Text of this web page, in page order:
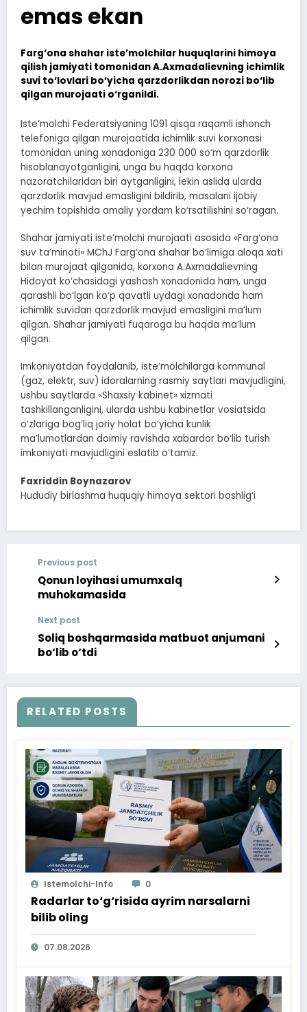
emas ekan
Farg‘ona shahar iste’molchilar huquqlarini himoya
qilish jamiyati tomonidan A.Axmadalievning ichimlik
suvi to‘lovlari bo‘yicha qarzdorlikdan norozi bo‘lib
qilgan murojaati o‘rganildi.
Iste’molchi Federatsiyaning 1091 qisqa raqamli ishonch
telefoniga qilgan murojaatida ichimlik suvi korxonasi
tomonidan uning xonadoniga 230 000 so‘m qarzdorlik
hisoblanayotganligini, unga bu haqda korxona
nazoratchilaridan biri aytganligini, lekin aslida ularda
qarzdorlik mavjud emasligini bildirib, masalani ijobiy
yechim topishida amaliy yordam ko‘rsatilishini so‘ragan.
Shahar jamiyati iste’molchi murojaati asosida «Farg‘ona
suv ta’minoti» MChJ Farg‘ona shahar bo‘limiga aloqa xati
bilan murojaat qilganida, korxona A.Axmadalievning
Hidoyat ko‘chasidagi yashash xonadonida ham, unga
qarashli bo‘lgan ko‘p qavatli uydagi xonadonda ham
ichimlik suvidan qarzdorlik mavjud emasligini ma’lum
qilgan. Shahar jamiyati fuqaroga bu haqda ma’lum
qilgan.
Imkoniyatdan foydalanib, iste’molchilarga kommunal
(gaz, elektr, suv) idoralarning rasmiy saytlari mavjudligini,
ushbu saytlarda «Shaxsiy kabinet» xizmati
tashkillanganligini, ularda ushbu kabinetlar vosiatsida
o‘zlariga bog‘liq joriy holat bo‘yicha kunlik
ma’lumotlardan doimiy ravishda xabardor bo‘lib turish
imkoniyati mavjudligini eslatib o‘tamiz.
Faxriddin Boynazarov
Hududiy birlashma huquqiy himoya sektori boshlig‘i
Previous post
Qonun loyihasi umumxalq
muhokamasida
Next post
Soliq boshqarmasida matbuot anjumani
bo‘lib o‘tdi
RELATED POSTS
Istemolchi-Info 0
Radarlar to‘g‘risida ayrim narsalarni
bilib oling
07.08.2026